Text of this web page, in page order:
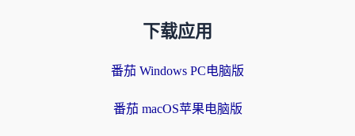
下载应用
番茄 Windows PC电脑版
番茄 macOS苹果电脑版